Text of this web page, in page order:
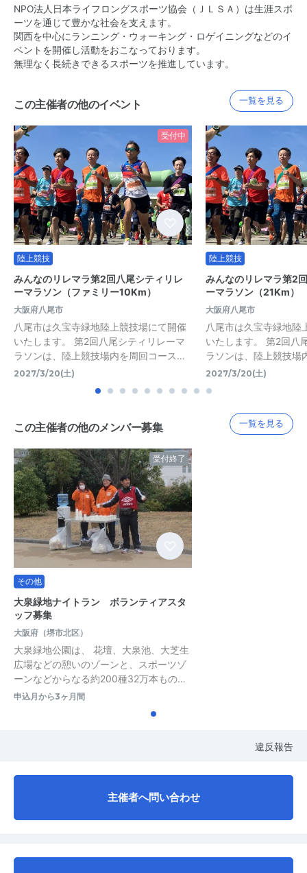
NPO法人日本ライフロングスポーツ協会（ＪＬＳＡ）は生涯スポ
ーツを通じて豊かな社会を支えます。
関西を中心にランニング・ウォーキング・ロゲイニングなどのイ
ベントを開催し活動をおこなっております。
無理なく長続きできるスポーツを推進しています。
この主催者の他のイベント 一覧を見る
受付中
陸上競技
みんなのリレマラ第2回八尾シティリレ
ーマラソン（ファミリー10Km）
大阪府八尾市
八尾市は久宝寺緑地陸上競技場にて開催
いたします。 第2回八尾シティリレーマ
ラソンは、陸上競技場内を周回コース…
2027/3/20(土)
陸上競技
みんなのリレマラ第2
ーマラソン（21Km）
大阪府八尾市
八尾市は久宝寺緑地陸
いたします。 第2回八
ラソンは、陸上競技場
2027/3/20(土)
この主催者の他のメンバー募集 一覧を見る
受付終了
その他
大泉緑地ナイトラン ボランティアスタ
ッフ募集
大阪府（堺市北区）
大泉緑地公園は、 花壇、大泉池、大芝生
広場などの憩いのゾーンと、スポーツゾ
ーンなどからなる約200種32万本もの…
申込月から3ヶ月間
違反報告
主催者へ問い合わせ